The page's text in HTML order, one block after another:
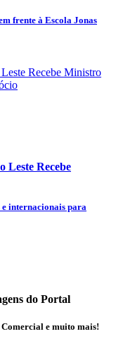
frente à Escola Jonas
Leste Recebe
internacionais para
do Portal
e muito mais!